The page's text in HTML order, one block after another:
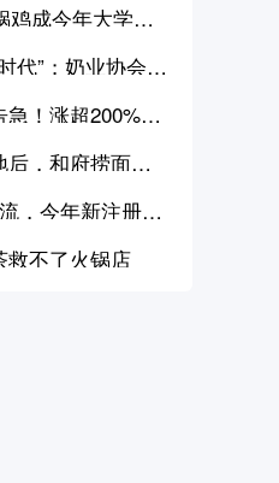
鸡成今年大学城
代”；奶业协会称
！涨超200%，
，和府捞面李
，今年新注册相
救不了火锅店